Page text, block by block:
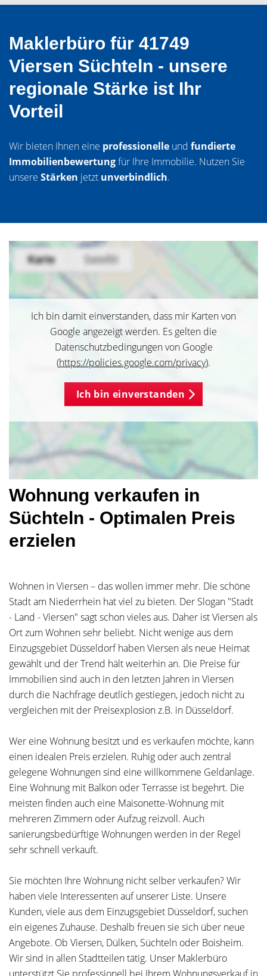
Maklerbüro für 41749
Viersen Süchteln - unsere
regionale Stärke ist Ihr
Vorteil
Wir bieten Ihnen eine professionelle und fundierte
Immobilienbewertungfür Ihre Immobilie. Nutzen Sie
unsere Stärken jetzt unverbindlich.
Ich bin damit einverstanden, dass mir Karten von
Google angezeigt werden. Es gelten die
Datenschutzbedingungen von Google
(https://policies.google.com/privacy).
Ich bin einverstanden
Wohnung verkaufen in
Süchteln - Optimalen Preis
erzielen
Wohnen in Viersen – das wollen immer mehr. Die schöne
Stadt am Niederrhein hat viel zu bieten. Der Slogan "Stadt
- Land - Viersen" sagt schon vieles aus. Daher ist Viersen als
Ort zum Wohnen sehr beliebt. Nicht wenige aus dem
Einzugsgebiet Düsseldorf haben Viersen als neue Heimat
gewählt und der Trend hält weiterhin an. Die Preise für
Immobilien sind auch in den letzten Jahren in Viersen
durch die Nachfrage deutlich gestiegen, jedoch nicht zu
vergleichen mit der Preisexplosion z.B. in Düsseldorf.
Wer eine Wohnung besitzt und es verkaufen möchte, kann
einen idealen Preis erzielen. Ruhig oder auch zentral
gelegene Wohnungen sind eine willkommene Geldanlage.
Eine Wohnung mit Balkon oder Terrasse ist begehrt. Die
meisten finden auch eine Maisonette-Wohnung mit
mehreren Zimmern oder Aufzug reizvoll. Auch
sanierungsbedürftige Wohnungen werden in der Regel
sehr schnell verkauft.
Sie möchten Ihre Wohnung nicht selber verkaufen? Wir
haben viele Interessenten auf unserer Liste. Unsere
Kunden, viele aus dem Einzugsgebiet Düsseldorf, suchen
ein eigenes Zuhause. Deshalb freuen sie sich über neue
Angebote. Ob Viersen, Dülken, Süchteln oder Boisheim.
Wir sind in allen Stadtteilen tätig. Unser Maklerbüro